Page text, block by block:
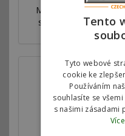
Máme síť poboček ve
světě. Nabízíme
Tento
Tyto webové
cookie ke
Používáním
souhlasíte se
s našimi zásadami